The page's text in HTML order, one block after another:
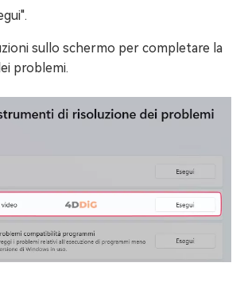
sullo schermo per completare la
problemi.